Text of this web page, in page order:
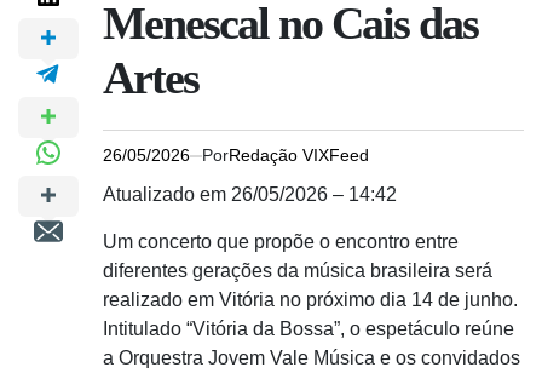
Menescal no Cais das
Artes
26/05/2026 PorRedação VIXFeed
Atualizado em 26/05/2026 – 14:42
Um concerto que propõe o encontro entre
diferentes gerações da música brasileira será
realizado em Vitória no próximo dia 14 de junho.
Intitulado “Vitória da Bossa”, o espetáculo reúne
a Orquestra Jovem Vale Música e os convidados